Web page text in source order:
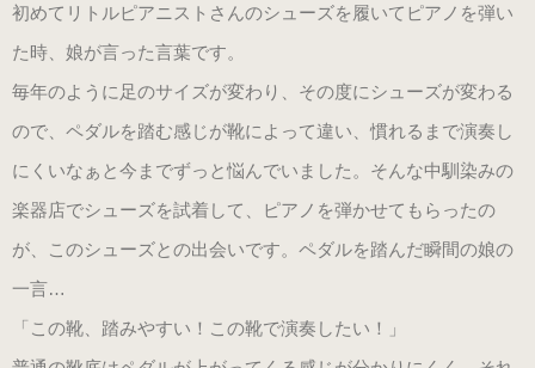
初めてリトルピアニストさんのシューズを履いてピアノを弾い
た時、娘が言った言葉です。
毎年のように足のサイズが変わり、その度にシューズが変わる
ので、ペダルを踏む感じが靴によって違い、慣れるまで演奏し
にくいなぁと今までずっと悩んでいました。そんな中馴染みの
楽器店でシューズを試着して、ピアノを弾かせてもらったの
が、このシューズとの出会いです。ペダルを踏んだ瞬間の娘の
一言…
「この靴、踏みやすい！この靴で演奏したい！」